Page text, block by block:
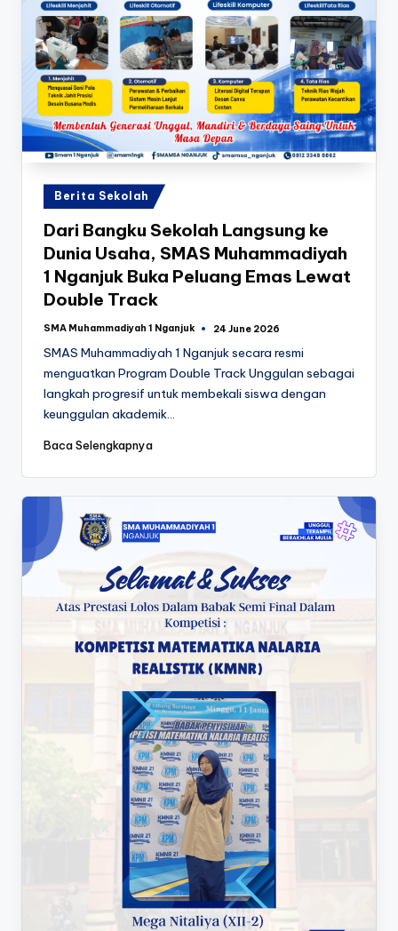
Posted
in
Berita Sekolah
Dari Bangku Sekolah Langsung ke
Dunia Usaha, SMAS Muhammadiyah
1 Nganjuk Buka Peluang Emas Lewat
Double Track
Posted
SMA Muhammadiyah 1 Nganjuk 24 June 2026
SMAS Muhammadiyah 1 Nganjuk secara resmi
menguatkan Program Double Track Unggulan sebagai
langkah progresif untuk membekali siswa dengan
keunggulan akademik…
Baca Selengkapnya